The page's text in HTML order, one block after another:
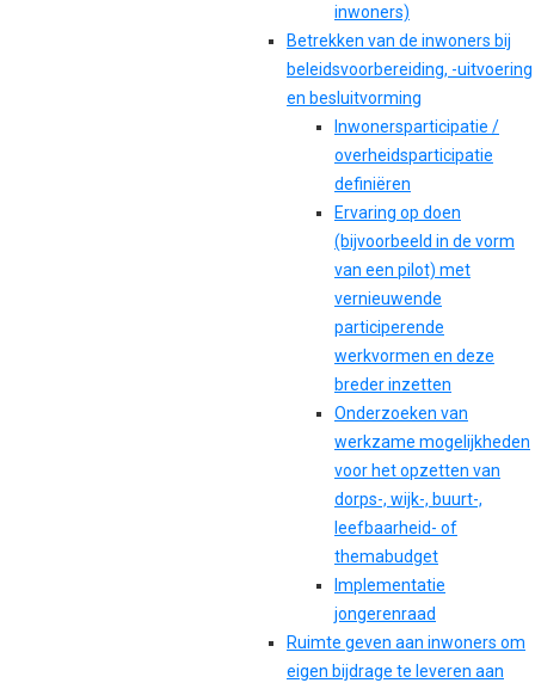
inwoners)
Betrekken van de inwoners bij
beleidsvoorbereiding, -uitvoering
en besluitvorming
Inwonersparticipatie /
overheidsparticipatie
definiëren
Ervaring op doen
(bijvoorbeeld in de vorm
van een pilot) met
vernieuwende
participerende
werkvormen en deze
breder inzetten
Onderzoeken van
werkzame mogelijkheden
voor het opzetten van
dorps-, wijk-, buurt-,
leefbaarheid- of
themabudget
Implementatie
jongerenraad
Ruimte geven aan inwoners om
eigen bijdrage te leveren aan